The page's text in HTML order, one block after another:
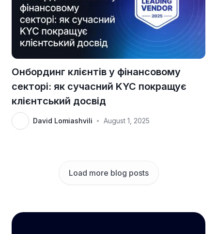
Онбординг клієнтів у фінансовому
секторі: як сучасний KYC покращує
клієнтський досвід
David Lomiashvili • August 1, 2025
Load more blog posts